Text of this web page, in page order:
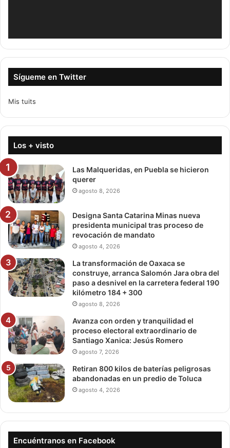
Sígueme en Twitter
Mis tuits
Los + visto
Las Malqueridas, en Puebla se hicieron
querer
agosto 8, 2026
Designa Santa Catarina Minas nueva
presidenta municipal tras proceso de
revocación de mandato
agosto 4, 2026
La transformación de Oaxaca se
construye, arranca Salomón Jara obra del
paso a desnivel en la carretera federal 190
kilómetro 184 + 300
agosto 8, 2026
Avanza con orden y tranquilidad el
proceso electoral extraordinario de
Santiago Xanica: Jesús Romero
agosto 7, 2026
Retiran 800 kilos de baterías peligrosas
abandonadas en un predio de Toluca
agosto 4, 2026
Encuéntranos en Facebook